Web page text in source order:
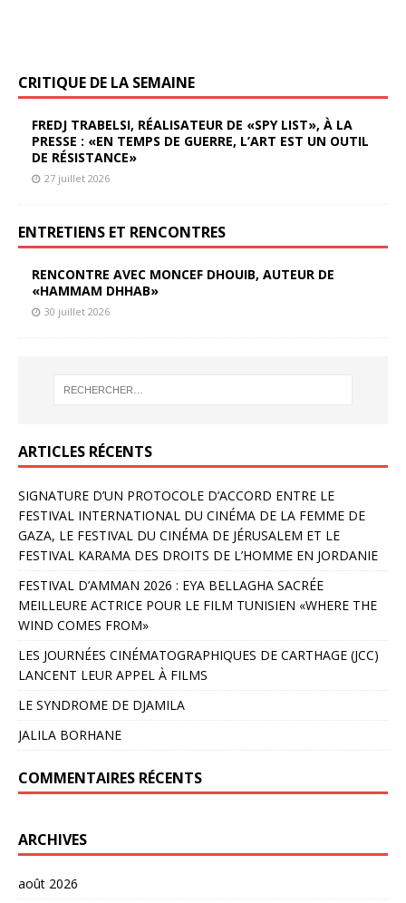
CRITIQUE DE LA SEMAINE
FREDJ TRABELSI, RÉALISATEUR DE «SPY LIST», À LA
PRESSE : «EN TEMPS DE GUERRE, L’ART EST UN OUTIL
DE RÉSISTANCE»
27 juillet 2026
ENTRETIENS ET RENCONTRES
RENCONTRE AVEC MONCEF DHOUIB, AUTEUR DE
«HAMMAM DHHAB»
30 juillet 2026
ARTICLES RÉCENTS
SIGNATURE D’UN PROTOCOLE D’ACCORD ENTRE LE
FESTIVAL INTERNATIONAL DU CINÉMA DE LA FEMME DE
GAZA, LE FESTIVAL DU CINÉMA DE JÉRUSALEM ET LE
FESTIVAL KARAMA DES DROITS DE L’HOMME EN JORDANIE
FESTIVAL D’AMMAN 2026 : EYA BELLAGHA SACRÉE
MEILLEURE ACTRICE POUR LE FILM TUNISIEN «WHERE THE
WIND COMES FROM»
LES JOURNÉES CINÉMATOGRAPHIQUES DE CARTHAGE (JCC)
LANCENT LEUR APPEL À FILMS
LE SYNDROME DE DJAMILA
JALILA BORHANE
COMMENTAIRES RÉCENTS
ARCHIVES
août 2026